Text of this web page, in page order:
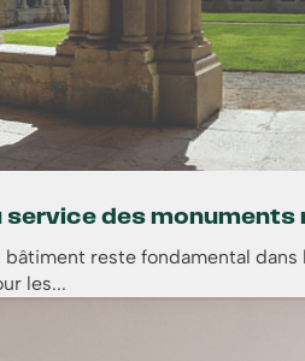
service des
bâtiment reste fondamental
les...